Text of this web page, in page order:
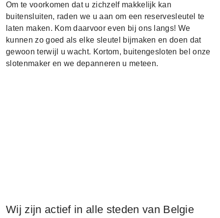
Om te voorkomen dat u zichzelf makkelijk kan
buitensluiten, raden we u aan om een reservesleutel te
laten maken. Kom daarvoor even bij ons langs! We
kunnen zo goed als elke sleutel bijmaken en doen dat
gewoon terwijl u wacht. Kortom, buitengesloten bel onze
slotenmaker en we depanneren u meteen.
Wij zijn actief in alle steden van Belgie